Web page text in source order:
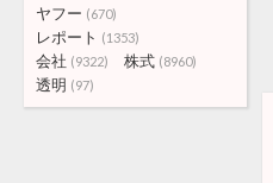
ヤフー (670)
レポート (1353)
会社 (9322) 株式 (8960)
透明 (97)